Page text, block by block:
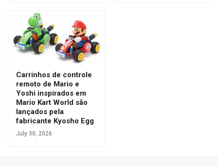
Carrinhos de controle
remoto de Mario e
Yoshi inspirados em
Mario Kart World são
lançados pela
fabricante Kyosho Egg
July 30, 2026